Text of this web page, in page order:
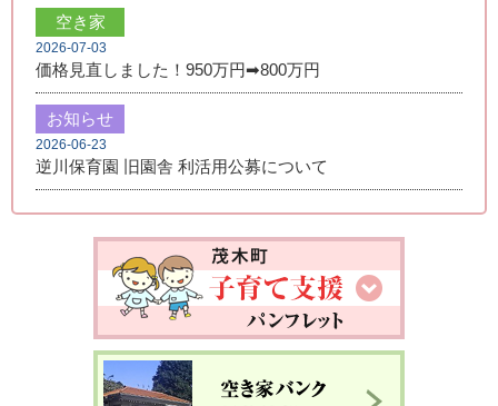
空き家
2026-07-03
価格見直しました！950万円➡800万円
お知らせ
2026-06-23
逆川保育園 旧園舎 利活用公募について